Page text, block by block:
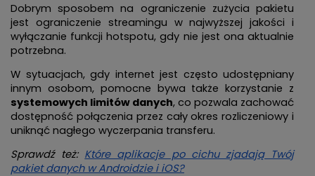
Dobrym sposobem na ograniczenie zużycia pakietu
jest ograniczenie streamingu w najwyższej jakości i
wyłączanie funkcji hotspotu, gdy nie jest ona aktualnie
potrzebna.
W sytuacjach, gdy internet jest często udostępniany
innym osobom, pomocne bywa także korzystanie z
systemowych limitów danych, co pozwala zachować
dostępność połączenia przez cały okres rozliczeniowy i
uniknąć nagłego wyczerpania transferu.
Sprawdź też: Które aplikacje po cichu zjadają Twój
pakiet danych w Androidzie i iOS?